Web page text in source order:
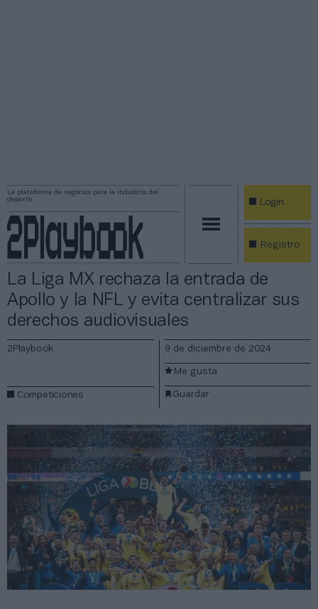
La plataforma de negocios para la industria del
deporte
Login
Registro
La Liga MX rechaza la entrada de
Apollo y la NFL y evita centralizar sus
derechos audiovisuales
2Playbook
Competiciones
9 de diciembre de 2024
Guardar
Me gusta